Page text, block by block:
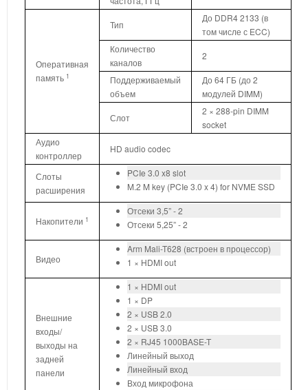
Оперативная
память 1
Тип
До DDR4 2133 (в
том числе с ECC)
Количество
каналов
2
Поддерживаемый
объем
До 64 ГБ (до 2
модулей DIMM)
Слот
2 × 288-pin DIMM
socket
Аудио
контроллер
HD audio codec
Слоты
расширения
PCIe 3.0 x8 slot
M.2 M key (PCIe 3.0 x 4) for NVME SSD
Накопители 1
Отсеки 3,5” - 2
Отсеки 5,25” - 2
Видео
Arm Mali-T628 (встроен в процессор)
1 × HDMI out
Внешние
входы/
выходы на
задней
панели
1 × HDMI out
1 × DP
2 × USB 2.0
2 × USB 3.0
2 × RJ45 1000BASE-T
Линейный выход
Линейный вход
Вход микрофона